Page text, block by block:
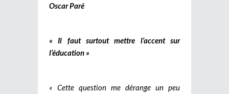
Oscar Paré
« Il faut surtout mettre l’accent sur
l’éducation »
« Cette question me dérange un peu